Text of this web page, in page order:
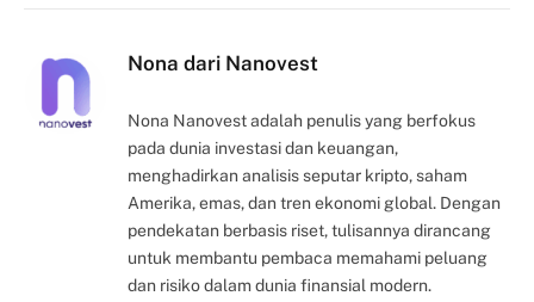
Nona dari Nanovest
Nona Nanovest adalah penulis yang berfokus
pada dunia investasi dan keuangan,
menghadirkan analisis seputar kripto, saham
Amerika, emas, dan tren ekonomi global. Dengan
pendekatan berbasis riset, tulisannya dirancang
untuk membantu pembaca memahami peluang
dan risiko dalam dunia finansial modern.